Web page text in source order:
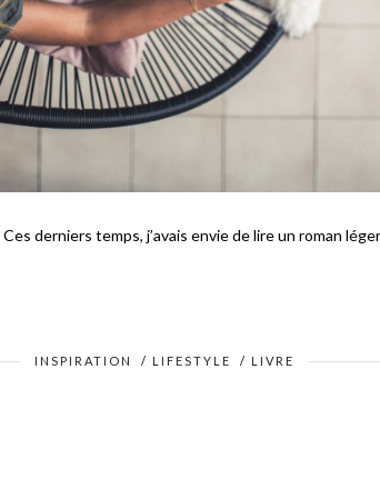
derniers temps, j’avais envie de lire un roman
INSPIRATION / LIFESTYLE / LIVRE